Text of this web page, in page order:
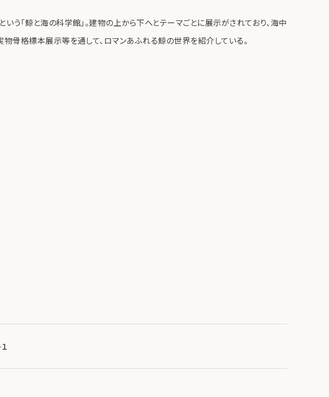
「鯨と海の科学館」。建物の上から下へとテーマごとに展示がされており、海中
骨格標本展示等を通して、ロマンあふれる鯨の世界を紹介している。